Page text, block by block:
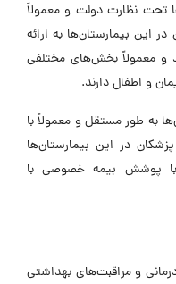
تحت نظارت دولت و معمولاً
این بیمارستان‌ها به ارائه
و معمولاً بخش‌های مختلفی
و اطفال دارند.
به طور مستقل و معمولاً با
در این بیمارستان‌ها
با پوشش بیمه خصوصی با
و مراقبت‌های بهداشتی